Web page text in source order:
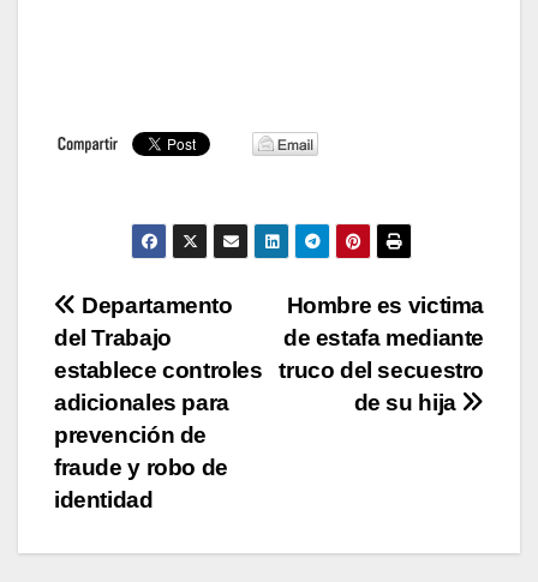
Navegación
de
entradas
Hombre es victima
de estafa mediante
truco del secuestro
de su hija
Departamento
del Trabajo
establece controles
adicionales para
prevención de
fraude y robo de
identidad